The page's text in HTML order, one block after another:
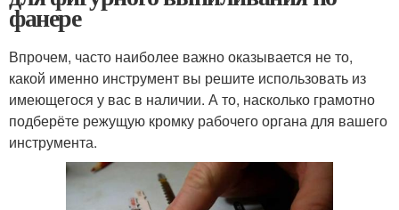
фанере
Впрочем, часто наиболее важно оказывается не то,
какой именно инструмент вы решите использовать из
имеющегося у вас в наличии. А то, насколько грамотно
подберёте режущую кромку рабочего органа для вашего
инструмента.